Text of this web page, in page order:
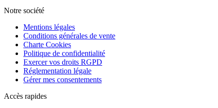
Notre société
Mentions légales
Conditions générales de vente
Charte Cookies
Politique de confidentialité
Exercer vos droits RGPD
Réglementation légale
Gérer mes consentements
Accès rapides